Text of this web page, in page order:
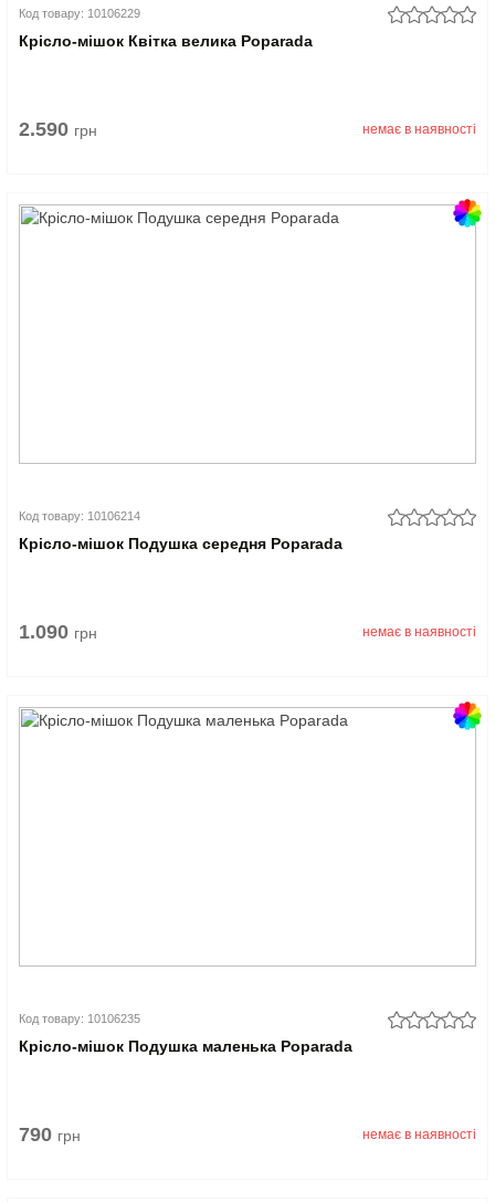
Код товару: 10106229
Крісло-мішок Квітка велика Poparada
2.590 грн немає в наявності
Код товару: 10106214
Крісло-мішок Подушка середня Poparada
1.090 грн немає в наявності
Код товару: 10106235
Крісло-мішок Подушка маленька Poparada
790 грн немає в наявності